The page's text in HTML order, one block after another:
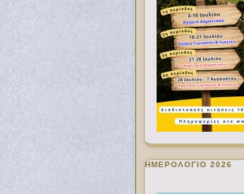
ΗΜΕΡΟΛΟΓΙΟ 2026